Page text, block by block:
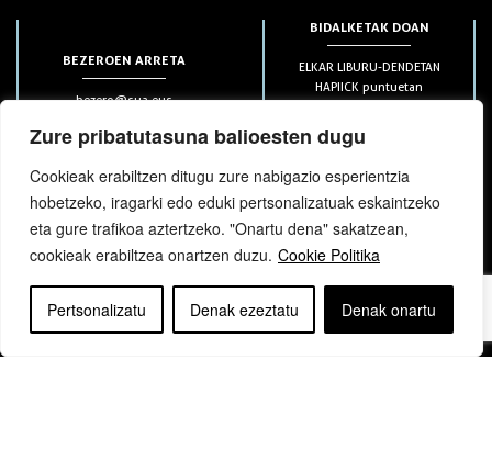
Zure pribatutasuna balioesten dugu
Cookieak erabiltzen ditugu zure nabigazio esperientzia
hobetzeko, iragarki edo eduki pertsonalizatuak eskaintzeko
eta gure trafikoa aztertzeko. "Onartu dena" sakatzean,
cookieak erabiltzea onartzen duzu. Cookie Politika
Pertsonalizatu Denak ezeztatu Denak onartu
BEZEROEN ARRETA
bezero@sua.eus
HARPIDETZAK
BIDALKETAK DOAN
ELKAR LIBURU-DENDETAN
HAPIICK puntuetan
(soilik penintsulan)